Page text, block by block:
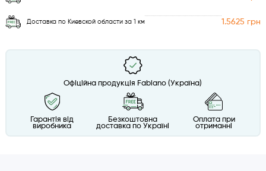
Доставка по Киевской области за 1 км 1.5625 грн
Офіційна продукція Fabiano (Україна)
Гарантія від
виробника
Безкоштовна
доставка по Україні
Оплата при
отриманні